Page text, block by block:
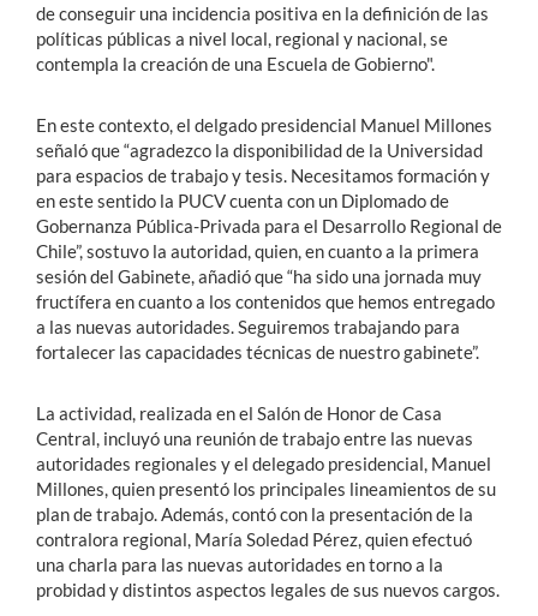
de conseguir una incidencia positiva en la definición de las
políticas públicas a nivel local, regional y nacional, se
contempla la creación de una Escuela de Gobierno".
En este contexto, el delgado presidencial Manuel Millones
señaló que “agradezco la disponibilidad de la Universidad
para espacios de trabajo y tesis. Necesitamos formación y
en este sentido la PUCV cuenta con un Diplomado de
Gobernanza Pública-Privada para el Desarrollo Regional de
Chile”, sostuvo la autoridad, quien, en cuanto a la primera
sesión del Gabinete, añadió que “ha sido una jornada muy
fructífera en cuanto a los contenidos que hemos entregado
a las nuevas autoridades. Seguiremos trabajando para
fortalecer las capacidades técnicas de nuestro gabinete”.
La actividad, realizada en el Salón de Honor de Casa
Central, incluyó una reunión de trabajo entre las nuevas
autoridades regionales y el delegado presidencial, Manuel
Millones, quien presentó los principales lineamientos de su
plan de trabajo. Además, contó con la presentación de la
contralora regional, María Soledad Pérez, quien efectuó
una charla para las nuevas autoridades en torno a la
probidad y distintos aspectos legales de sus nuevos cargos.